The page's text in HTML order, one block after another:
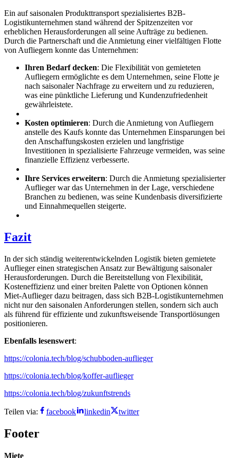
Ein auf saisonalen Produkttransport spezialisiertes B2B-
Logistikunternehmen stand während der Spitzenzeiten vor
erheblichen Herausforderungen all seine Aufträge zu bedienen.
Durch die Partnerschaft und die Anmietung einer vielfältigen Flotte
von Aufliegern konnte das Unternehmen:
Ihren Bedarf decken: Die Flexibilität von gemieteten
Aufliegern ermöglichte es dem Unternehmen, seine Flotte je
nach saisonaler Nachfrage zu erweitern und zu reduzieren,
was eine pünktliche Lieferung und Kundenzufriedenheit
gewährleistete.
Kosten optimieren: Durch die Anmietung von Aufliegern
anstelle des Kaufs konnte das Unternehmen Einsparungen bei
den Anschaffungskosten erzielen und langfristige
Investitionen in spezialisierte Fahrzeuge vermeiden, was seine
finanzielle Effizienz verbesserte.
Ihre Services erweitern: Durch die Anmietung spezialisierter
Auflieger war das Unternehmen in der Lage, verschiedene
Branchen zu bedienen, was seine Kundenbasis diversifizierte
und Einnahmequellen steigerte.
Fazit
In der sich ständig weiterentwickelnden Logistik bieten gemietete
Auflieger einen strategischen Ansatz zur Bewältigung saisonaler
Herausforderungen. Durch die Bereitstellung von Flexibilität,
Kosteneffizienz und einer breiten Palette von Optionen können
Miet-Auflieger dazu beitragen, dass sich B2B-Logistikunternehmen
nicht nur den saisonalen Anforderungen stellen, sondern sich auch
als führend für effiziente und zukunftsweisende Transportlösungen
positionieren.
Ebenfalls lesenswert:
https://colonia.tech/blog/schubboden-auflieger
https://colonia.tech/blog/koffer-auflieger
https://colonia.tech/blog/zukunftstrends
Teilen via: facebook linkedin twitter
Footer
Miete